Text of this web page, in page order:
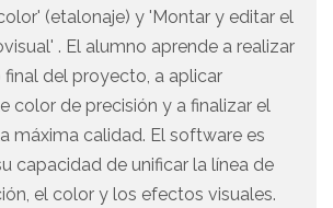
(etalonaje) y 'Montar y editar el
. El alumno aprende a realizar
del proyecto, a aplicar
color de precisión y a finalizar el
máxima calidad. El software es
capacidad de unificar la línea de
el color y los efectos visuales.